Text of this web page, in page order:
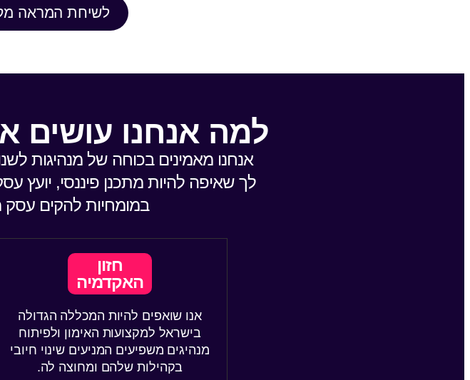
לשיחת המראה
למה אנחנו עושים
אנחנו מאמינים בכוחה של מנהיגות
לך שאיפה להיות מתכנן פיננסי, יועץ
במומחיות להקים עסק
חזון
האקדמיה
אנו שואפים להיות המכללה הגדולה
בישראל למקצועות האימון ולפיתוח
מנהיגים משפיעים המניעים שינוי חיובי
בקהילות שלהם ומחוצה לה.